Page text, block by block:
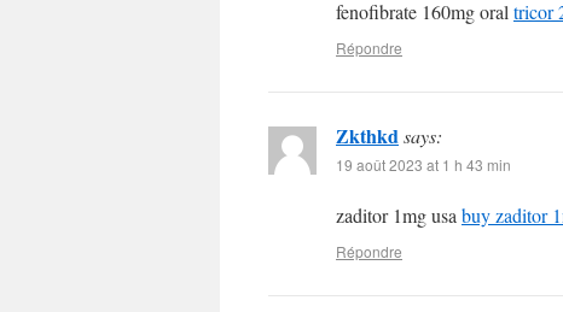
fenofibrate 160mg oral tricor
Répondre
Zkthkdsays:
19 août 2023 at 1 h 43 min
zaditor 1mg usa buy zaditor
Répondre